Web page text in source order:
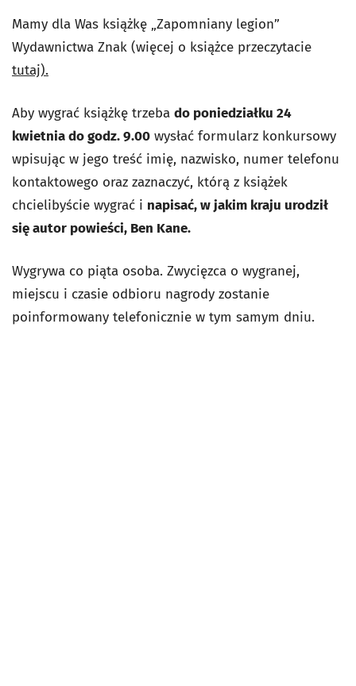
Mamy dla Was książkę „Zapomniany legion”
Wydawnictwa Znak (więcej o książce przeczytacie
tutaj).
Aby wygrać książkę trzeba do poniedziałku 24
kwietnia do godz. 9.00 wysłać formularz konkursowy
wpisując w jego treść imię, nazwisko, numer telefonu
kontaktowego oraz zaznaczyć, którą z książek
chcielibyście wygrać i napisać, w jakim kraju urodził
się autor powieści, Ben Kane.
Wygrywa co piąta osoba. Zwycięzca o wygranej,
miejscu i czasie odbioru nagrody zostanie
poinformowany telefonicznie w tym samym dniu.